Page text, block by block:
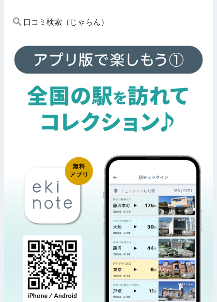
口コミ検索（じゃらん）